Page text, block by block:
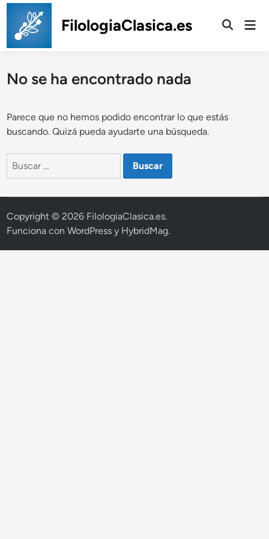
Saltar
contenido
FilologiaClasica.es
No se ha encontrado nada
Parece que no hemos podido encontrar lo que estás
buscando. Quizá pueda ayudarte una búsqueda.
Buscar:
Copyright © 2026 FilologiaClasica.es.
Funciona conWordPress y HybridMag.